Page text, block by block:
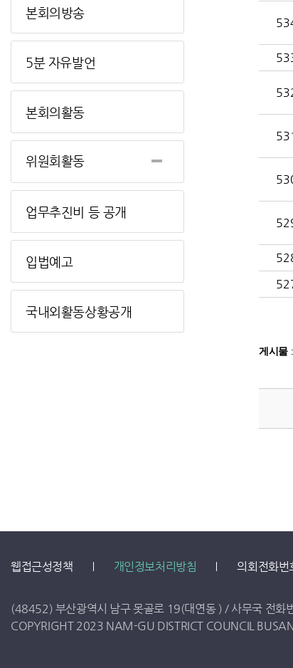
본회의방송
5분 자유발언
본회의활동
위원회활동
업무추진비 등 공개
입법예고
국내외활동상황공개
게시물 :
웹접근성정책 개인정보처리방침 의회전화번
(48452) 부산광역시 남구 못골로 19(대연동 ) / 사무국 전화
COPYRIGHT 2023 NAM-GU DISTRICT COUNCIL